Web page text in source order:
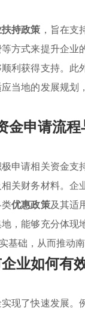
持政策 ，旨在
方式来提升企
利获得支持。此
当地的发展规
金申请流
申请相关资金支
关财务材料。
优惠政策及其适
，能够充分体现
础，从而推动
业如何有
实现了快速发展